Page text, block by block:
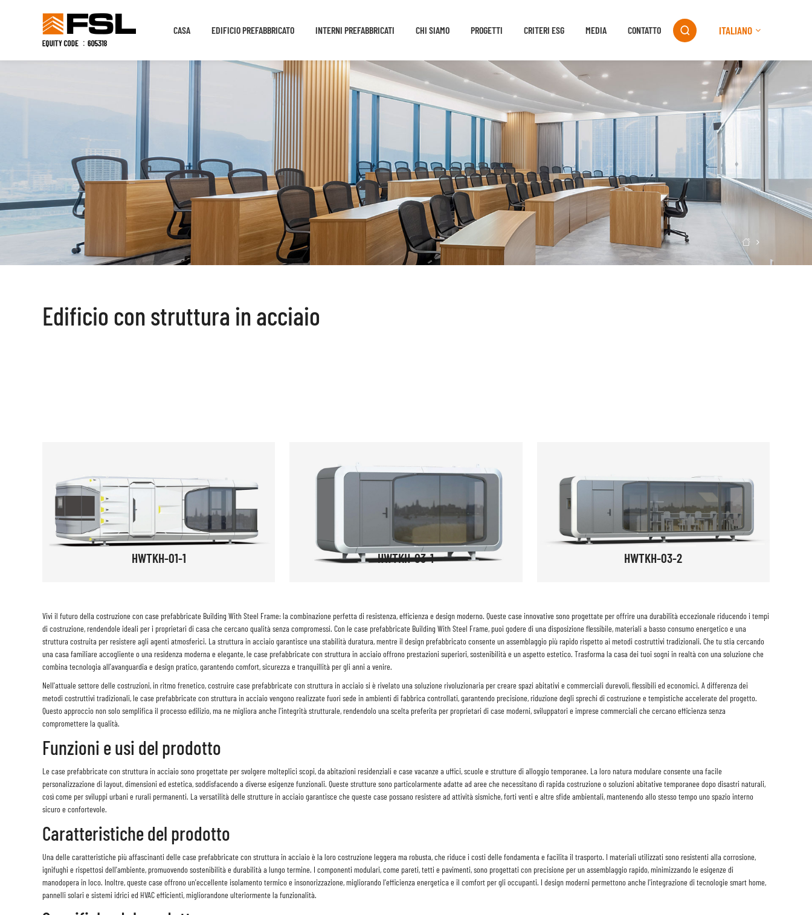
CASA EDIFICIO PREFABBRICATO INTERNI PREFABBRICATI CHI SIAMO PROGETTI CRITERI ESG MEDIA CONTATTO  ITALIANO

Edificio con struttura in acciaio
HWTKH-01-1 HWTKH-03-1 HWTKH-03-2
Vivi il futuro della costruzione con case prefabbricate Building With Steel Frame: la combinazione perfetta di resistenza, efficienza e design moderno. Queste case innovative sono progettate per offrire una durabilità eccezionale riducendo i tempi
di costruzione, rendendole ideali per i proprietari di casa che cercano qualità senza compromessi. Con le case prefabbricate Building With Steel Frame, puoi godere di una disposizione flessibile, materiali a basso consumo energetico e una
struttura costruita per resistere agli agenti atmosferici. La struttura in acciaio garantisce una stabilità duratura, mentre il design prefabbricato consente un assemblaggio più rapido rispetto ai metodi costruttivi tradizionali. Che tu stia cercando
una casa familiare accogliente o una residenza moderna e elegante, le case prefabbricate con struttura in acciaio offrono prestazioni superiori, sostenibilità e un aspetto estetico. Trasforma la casa dei tuoi sogni in realtà con una soluzione che
combina tecnologia all'avanguardia e design pratico, garantendo comfort, sicurezza e tranquillità per gli anni a venire.
Nell'attuale settore delle costruzioni, in ritmo frenetico, costruire case prefabbricate con struttura in acciaio si è rivelato una soluzione rivoluzionaria per creare spazi abitativi e commerciali durevoli, flessibili ed economici. A differenza dei
metodi costruttivi tradizionali, le case prefabbricate con struttura in acciaio vengono realizzate fuori sede in ambienti di fabbrica controllati, garantendo precisione, riduzione degli sprechi di costruzione e tempistiche accelerate del progetto.
Questo approccio non solo semplifica il processo edilizio, ma ne migliora anche l'integrità strutturale, rendendolo una scelta preferita per proprietari di case moderni, sviluppatori e imprese commerciali che cercano efficienza senza
compromettere la qualità.
Funzioni e usi del prodotto
Le case prefabbricate con struttura in acciaio sono progettate per svolgere molteplici scopi, da abitazioni residenziali e case vacanze a uffici, scuole e strutture di alloggio temporanee. La loro natura modulare consente una facile
personalizzazione di layout, dimensioni ed estetica, soddisfacendo a diverse esigenze funzionali. Queste strutture sono particolarmente adatte ad aree che necessitano di rapida costruzione o soluzioni abitative temporanee dopo disastri naturali,
così come per sviluppi urbani e rurali permanenti. La versatilità delle strutture in acciaio garantisce che queste case possano resistere ad attività sismiche, forti venti e altre sfide ambientali, mantenendo allo stesso tempo uno spazio interno
sicuro e confortevole.
Caratteristiche del prodotto
Una delle caratteristiche più affascinanti delle case prefabbricate con struttura in acciaio è la loro costruzione leggera ma robusta, che riduce i costi delle fondamenta e facilita il trasporto. I materiali utilizzati sono resistenti alla corrosione,
ignifughi e rispettosi dell'ambiente, promuovendo sostenibilità e durabilità a lungo termine. I componenti modulari, come pareti, tetti e pavimenti, sono progettati con precisione per un assemblaggio rapido, minimizzando le esigenze di
manodopera in loco. Inoltre, queste case offrono un'eccellente isolamento termico e insonorizzazione, migliorando l'efficienza energetica e il comfort per gli occupanti. I design moderni permettono anche l'integrazione di tecnologie smart home,
pannelli solari e sistemi idrici ed HVAC efficienti, migliorandone ulteriormente la funzionalità.